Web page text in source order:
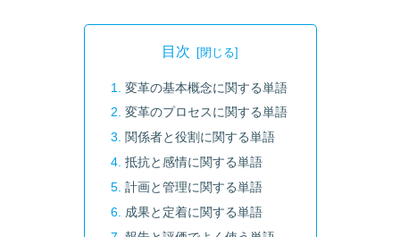
目次
変革の基本概念に関する単語
変革のプロセスに関する単語
関係者と役割に関する単語
抵抗と感情に関する単語
計画と管理に関する単語
成果と定着に関する単語